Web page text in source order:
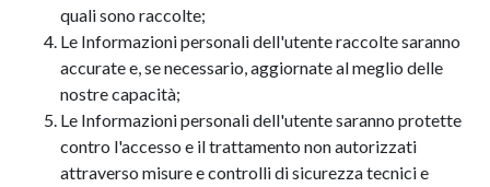
quali sono raccolte;
Le Informazioni personali dell'utente raccolte saranno
accurate e, se necessario, aggiornate al meglio delle
nostre capacità;
Le Informazioni personali dell'utente saranno protette
contro l'accesso e il trattamento non autorizzati
attraverso misure e controlli di sicurezza tecnici e